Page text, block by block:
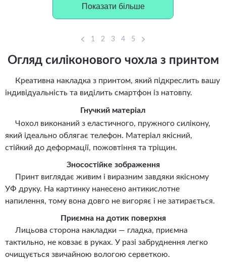
Показати більше
1 2 3 4 5
Огляд силіконового чохла з принтом
Креативна накладка з принтом, який підкреслить вашу
індивідуальність та виділить смартфон із натовпу.
Гнучкий матеріал
Чохол виконаний з еластичного, пружного силікону,
який ідеально облягає телефон. Матеріал якісний,
стійкий до деформації, пожовтіння та тріщин.
Зносостійке зображення
Принт виглядає живим і виразним завдяки якісному
УФ друку. На картинку нанесено антикислотне
напилення, тому вона довго не вигоряє і не затирається.
Приємна на дотик поверхня
Лицьова сторона накладки — гладка, приємна
тактильно, не ковзає в руках. У разі забруднення легко
очищується звичайною вологою серветкою.